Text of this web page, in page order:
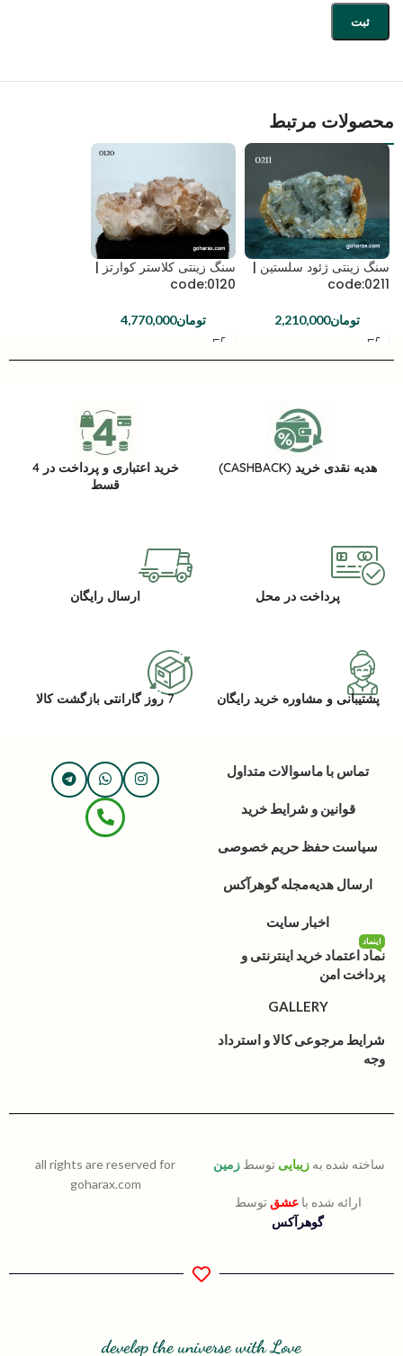
محصولات مرتبط
سنگ زینتی ژئود سلستین |
code:0211
تومان2,210,000
سنگ زینتی کلاستر کوارتز |
code:0120
تومان4,770,000
هدیه نقدی خرید (CASHBACK)
خرید اعتباری و پرداخت در 4
قسط
پرداخت در محل ارسال رایگان
پشتیبانی و مشاوره خرید رایگان 7 روز گارانتی بازگشت کالا
تماس با ماسوالات متداول
قوانین و شرایط خرید
سیاست حفظ حریم خصوصی
ارسال هدیهمجله گوهرآکس
اخبار سایت
نماد اعتماد خرید اینترنتی و
پرداخت امن
اینماد
GALLERY
شرایط مرجوعی کالا و استرداد
وجه
ساخته شده به زیبایی توسط زمین
ارائه شده باعشق توسط
گوهرآکس
all rights are reserved for
goharax.com
develop the universe with Love